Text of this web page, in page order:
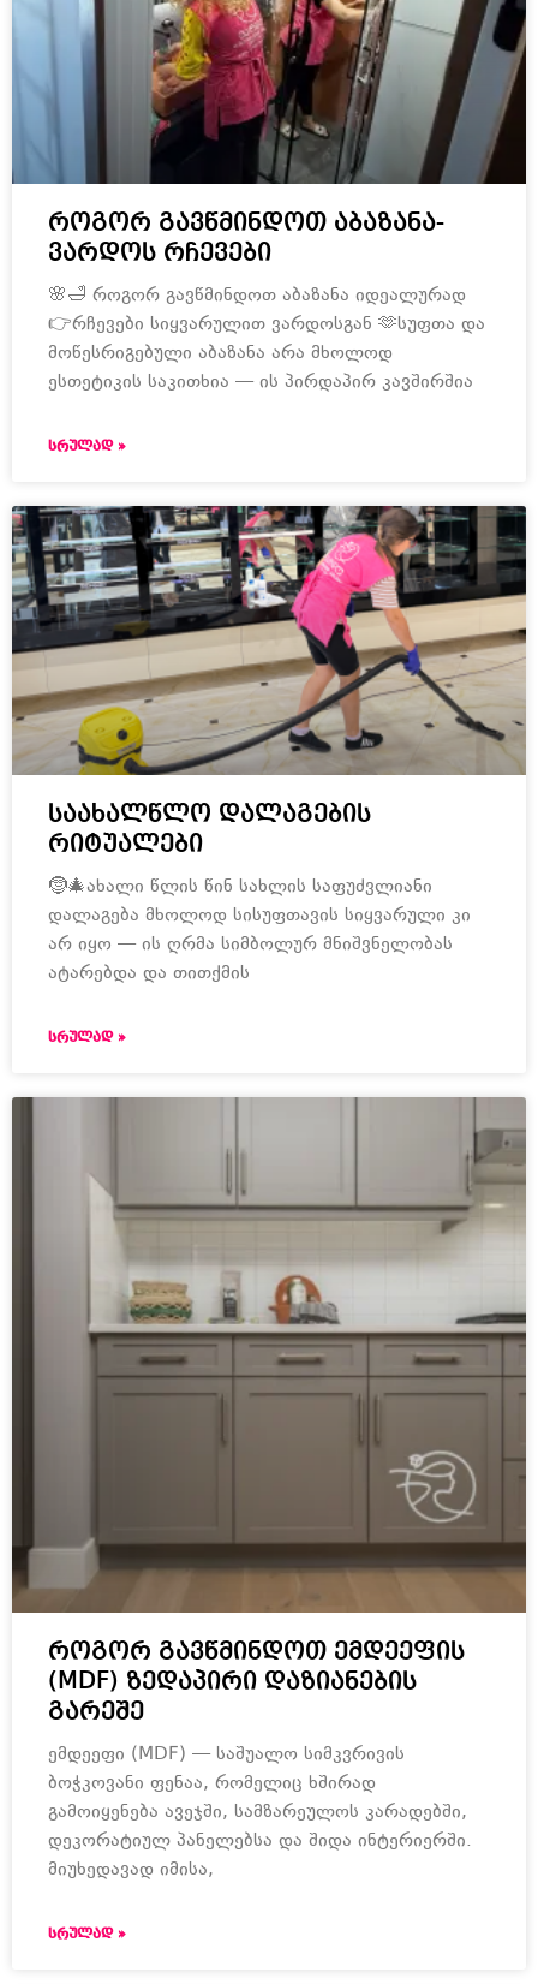
როგორ გავწმინდოთ აბაზანა-
ვარდოს რჩევები
🌸🛁 როგორ გავწმინდოთ აბაზანა იდეალურად
👉რჩევები სიყვარულით ვარდოსგან 🫶სუფთა და
მოწესრიგებული აბაზანა არა მხოლოდ
ესთეტიკის საკითხია — ის პირდაპირ კავშირშია
ᲡᲠᲣᲚᲐᲓ »
საახალწლო დალაგების
რიტუალები
🤶🎄ახალი წლის წინ სახლის საფუძვლიანი
დალაგება მხოლოდ სისუფთავის სიყვარული კი
არ იყო — ის ღრმა სიმბოლურ მნიშვნელობას
ატარებდა და თითქმის
ᲡᲠᲣᲚᲐᲓ »
როგორ გავწმინდოთ ემდეეფის
(MDF) ზედაპირი დაზიანების
გარეშე
ემდეეფი (MDF) — საშუალო სიმკვრივის
ბოჭკოვანი ფენაა, რომელიც ხშირად
გამოიყენება ავეჯში, სამზარეულოს კარადებში,
დეკორატიულ პანელებსა და შიდა ინტერიერში.
მიუხედავად იმისა,
ᲡᲠᲣᲚᲐᲓ »